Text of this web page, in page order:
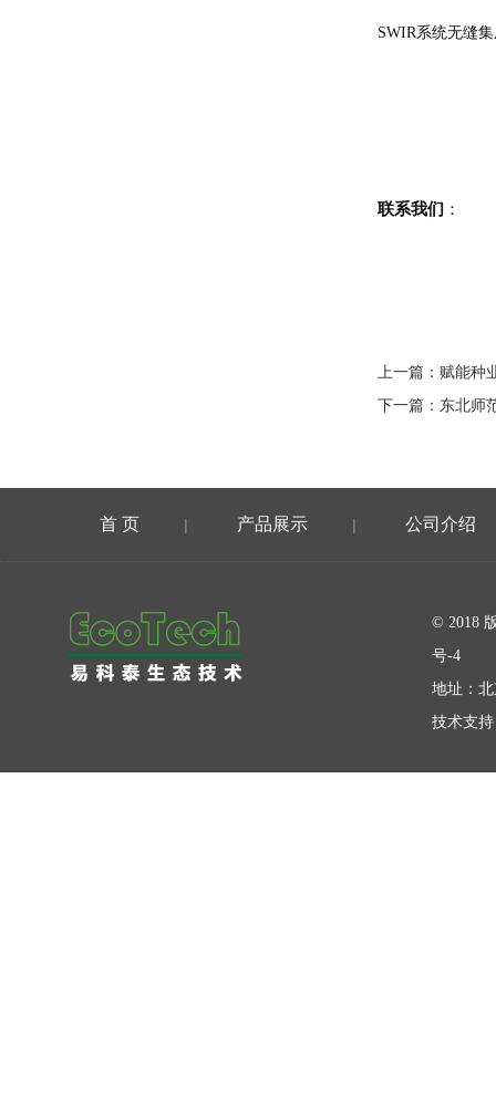
SWIR系统无缝
联系我们 ：
上一篇： 赋能种
下一篇： 东北师
首 页 | 产品展示 | 公司介绍
© 2018
号-4
地址：
技术支